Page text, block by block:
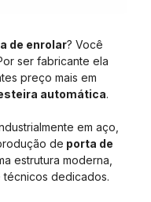
de enrolar? Você
ser fabricante ela
preço mais em
automática.
em aço,
de porta de
estrutura moderna,
dedicados.